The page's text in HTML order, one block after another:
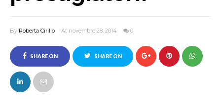
By Roberta Cirillo At novembre 28, 2014 0
SHARE ON
FACEBOOK
SHARE ON